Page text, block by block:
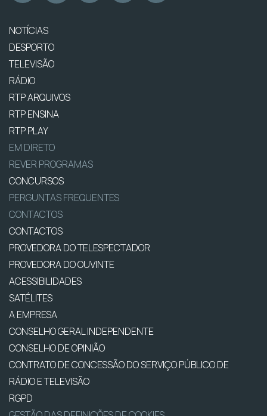
NOTÍCIAS
DESPORTO
TELEVISÃO
RÁDIO
RTP ARQUIVOS
RTP ENSINA
RTP PLAY
EM DIRETO
REVER PROGRAMAS
CONCURSOS
PERGUNTAS FREQUENTES
CONTACTOS
CONTACTOS
PROVEDORA DO TELESPECTADOR
PROVEDORA DO OUVINTE
ACESSIBILIDADES
SATÉLITES
A EMPRESA
CONSELHO GERAL INDEPENDENTE
CONSELHO DE OPINIÃO
CONTRATO DE CONCESSÃO DO SERVIÇO PÚBLICO DE
RÁDIO E TELEVISÃO
RGPD